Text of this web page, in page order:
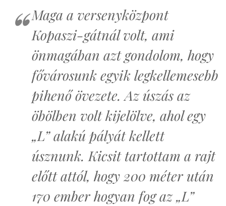
Maga a versenyközpont
Kopaszi-gátnál volt, ami
önmagában azt gondolom, hogy
fővárosunk egyik legkellemesebb
pihenő övezete. Az úszás az
öbölben volt kijelölve, ahol egy
„L” alakú pályát kellett
úsznunk. Kicsit tartottam a rajt
előtt attól, hogy 200 méter után
170 ember hogyan fog az „L”